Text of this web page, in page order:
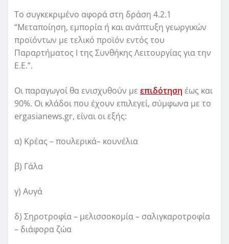
Το συγκεκριμένο αφορά στη δράση 4.2.1
“Μεταποίηση, εμπορία ή και ανάπτυξη γεωργικών
προϊόντων με τελικό προϊόν εντός του
Παραρτήματος Ι της Συνθήκης Λειτουργίας για την
Ε.Ε.”.
Οι παραγωγοί θα ενισχυθούν με επιδότηση έως και
90%. Οι κλάδοι που έχουν επιλεγεί, σύμφωνα με το
ergasianews.gr, είναι οι εξής:
α) Κρέας – πουλερικά– κουνέλια
β) Γάλα
γ) Αυγά
δ) Σηροτροφία – μελισσοκομία – σαλιγκαροτροφία
– διάφορα ζώα